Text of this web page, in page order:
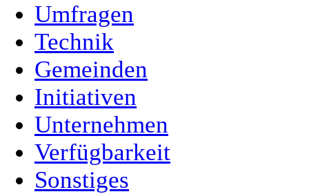
Umfragen
Technik
Gemeinden
Initiativen
Unternehmen
Verfügbarkeit
Sonstiges